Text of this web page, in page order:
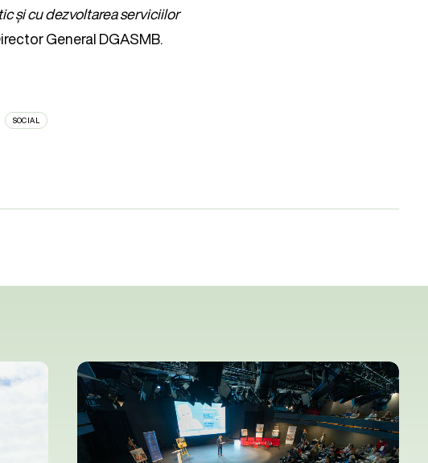
și cu dezvoltarea serviciilor
General DGASMB.
SOCIAL